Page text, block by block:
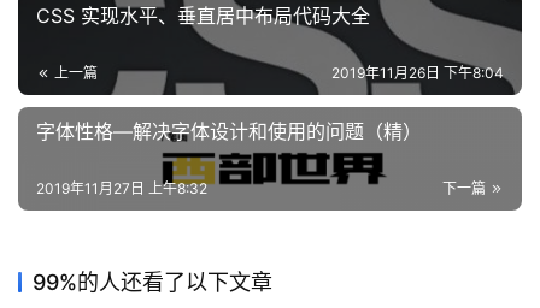
CSS 实现水平、垂直居中布局代码大全
上一篇 2019年11月26日 下午8:04
字体性格—解决字体设计和使用的问题（精）
下一篇
2019年11月27日 上午8:32
99%的人还看了以下文章